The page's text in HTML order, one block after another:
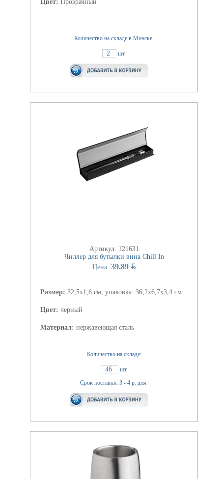
Цвет: Прозрачный
Количество на складе в Минске:
2 шт.
Артикул: 121631
Чиллер для бутылки вина Chill In
Цена: 39.89 BYN
Размер: 32,5x1,6 см, упаковка: 36,2x6,7x3,4 см
Цвет: черный
Материал: нержавеющая сталь
Количество на складе:
46
шт.
Срок поставки: 3 - 4 р. дня.